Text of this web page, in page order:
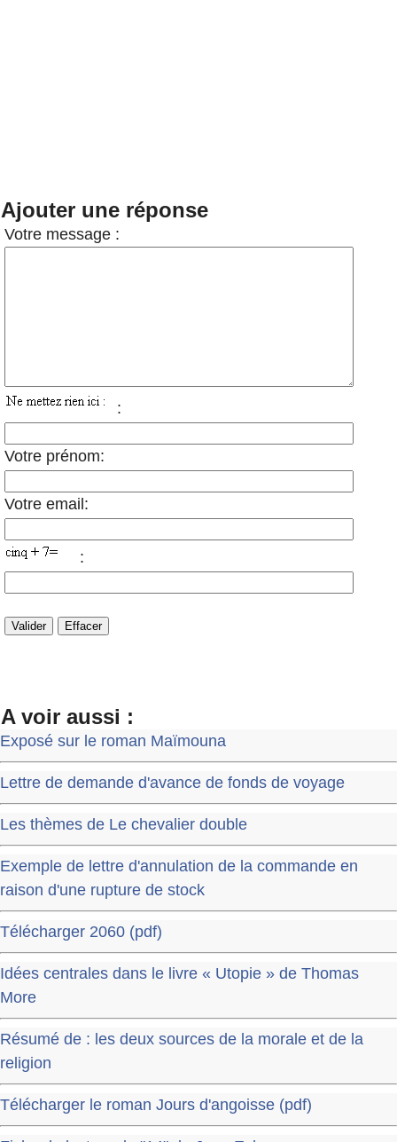
Ajouter une réponse
Votre message :
:
Votre prénom:
Votre email:
:
A voir aussi :
Exposé sur le roman Maïmouna
Lettre de demande d'avance de fonds de voyage
Les thèmes de Le chevalier double
Exemple de lettre d'annulation de la commande en
raison d'une rupture de stock
Télécharger 2060 (pdf)
Idées centrales dans le livre « Utopie » de Thomas
More
Résumé de : les deux sources de la morale et de la
religion
Télécharger le roman Jours d'angoisse (pdf)